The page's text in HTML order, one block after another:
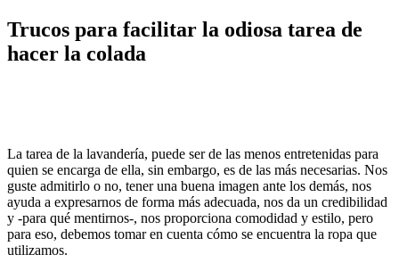
Trucos para facilitar la odiosa tarea de
hacer la colada
La tarea de la lavandería, puede ser de las menos entretenidas para
quien se encarga de ella, sin embargo, es de las más necesarias. Nos
guste admitirlo o no, tener una buena imagen ante los demás, nos
ayuda a expresarnos de forma más adecuada, nos da un credibilidad
y -para qué mentirnos-, nos proporciona comodidad y estilo, pero
para eso, debemos tomar en cuenta cómo se encuentra la ropa que
utilizamos.